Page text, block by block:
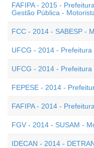
FAFIPA - 2015 -
Gestão Pública -
FCC - 2014 - SABESP -
UFCG - 2014 -
UFCG - 2014 -
FEPESE - 2014 -
FAFIPA - 2014 -
FGV - 2014 - SUSAM -
IDECAN - 2014 -